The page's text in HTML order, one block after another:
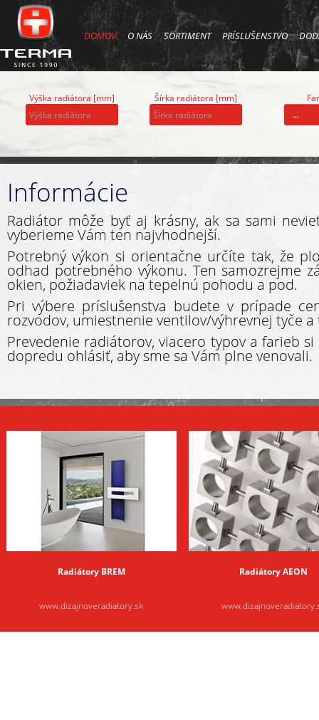
DOMOV O NÁS SORTIMENT PRÍSLUŠENSTVO
Výška radiátora [mm] Šírka radiátora [mm]
...
Informácie
Radiátor môže byť aj krásny, ak sa sami
vyberieme Vám ten najvhodnejší.
Potrebný výkon si orientačne určíte tak, že
odhad potrebného výkonu. Ten samozrejme
okien, požiadaviek na tepelnú pohodu a pod.
Pri výbere príslušenstva budete v prípade
rozvodov, umiestnenie ventilov/výhrevnej tyče
Prevedenie radiátorov, viacero typov a farieb
dopredu ohlásiť, aby sme sa Vám plne venovali.
Radiátory BREM
www.dizajnoveradiatory.sk
Radiátory AEON